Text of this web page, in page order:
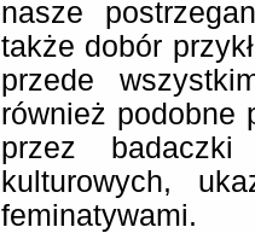
nasze
także dobór
przede
również podobne
przez
kulturowych,
feminatywami.